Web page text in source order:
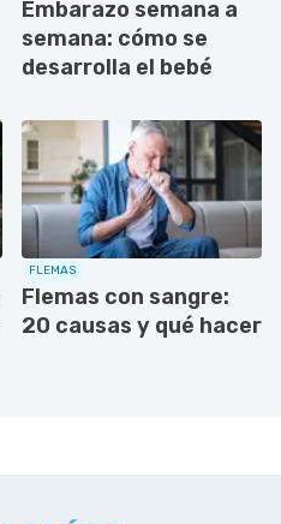
Embarazo semana a
semana: cómo se
desarrolla el bebé
FLEMAS
Flemas con sangre:
20 causas y qué hacer